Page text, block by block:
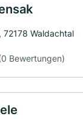
72178 Waldachtal
Bewertungen)